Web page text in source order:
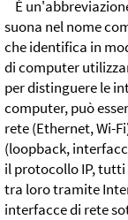
È
suona nel nome
che identifica in
di computer
per distinguere le
computer, può
rete (Ethernet, Wi-
(loopback,
il protocollo IP,
tra loro tramite
interfacce di rete